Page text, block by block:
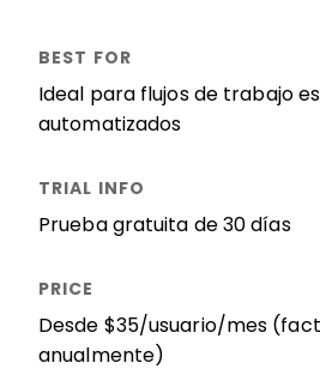
Ideal para flujos de trabajo
automatizados
Prueba gratuita de 30 días
Desde $35/usuario/mes
anualmente)